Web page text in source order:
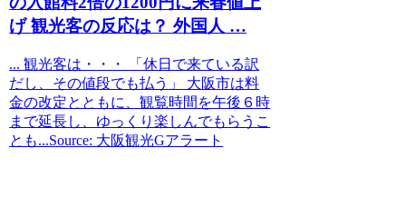
げ観光客の反応は？ 外国人 …
... 観光客は・・・ 「休日で来ている訳
だし、その値段でも払う」 大阪市は料
金の改定とともに、観覧時間を午後６時
まで延長し、ゆっくり楽しんでもらうこ
とも...Source: 大阪観光Gアラート